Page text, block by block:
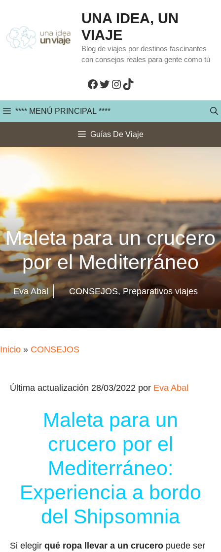
contenido
UNA IDEA, UN
VIAJE
Blog de viajes por destinos fascinantes
con consejos reales para gente como tú
Facebook
Twitter
Instagram
TikTok
**** MENÚ PRINCIPAL ****
Guías De Viaje
Maleta para un crucero
por el Mediterráneo
Eva Abal CONSEJOS,Preparativos viajes
Inicio » CONSEJOS
Última actualización 28/03/2022 por Eva Abal
Maleta para un
crucero por el
Mediterráneo:
Experiencia a bordo
del Shipsomnia
Si elegir qué ropa llevar a un crucero puede ser